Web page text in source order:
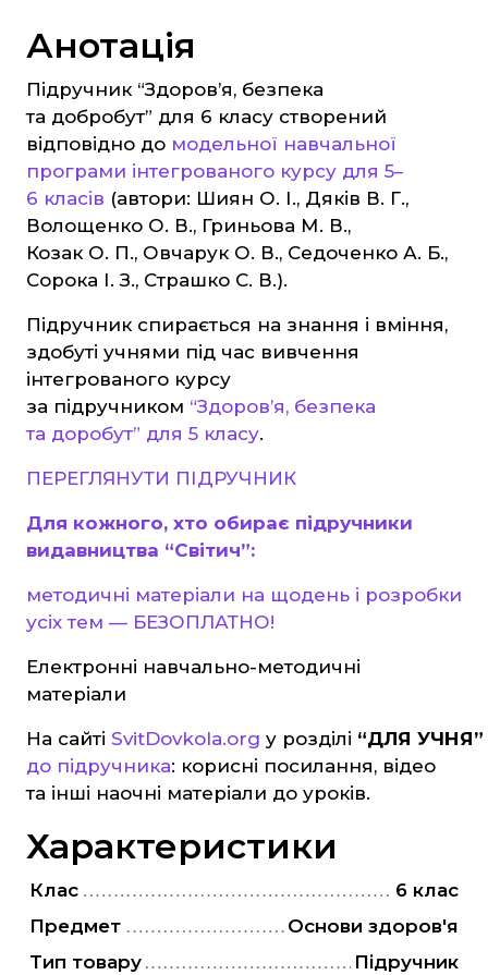
Анотація
Підручник “Здоров’я, безпека
та добробут” для 6 класу створений
відповідно до модельної навчальної
програми інтегрованого курсу для 5–
6 класів (автори: Шиян О. І., Дяків В. Г.,
Волощенко О. В., Гриньова М. В.,
Козак О. П., Овчарук О. В., Седоченко А. Б.,
Сорока І. З., Страшко С. В.).
Підручник спирається на знання і вміння,
здобуті учнями під час вивчення
інтегрованого курсу
за підручником “Здоров’я, безпека
та доробут” для 5 класу.
ПЕРЕГЛЯНУТИ ПІДРУЧНИК
Для кожного, хто обирає підручники
видавництва “Світич”:
методичні матеріали на щодень і розробки
усіх тем — БЕЗОПЛАТНО!
Електронні навчально-методичні
матеріали
На сайті SvitDovkola.org у розділі “ДЛЯ УЧНЯ”
до підручника: корисні посилання, відео
та інші наочні матеріали до уроків.
Характеристики
Клас
6 клас
Предмет
Основи здоров'я
Тип товару
Підручник
Трудове навчання
Інформатика
Етика, Християнська етика
Захист Вітчизни
Таблиці, наочність
Інше
Українська мова та література
Математика
ЗНО та ДПА
9 клас
11 клас
Художня література
Для дітей
Для дорослих